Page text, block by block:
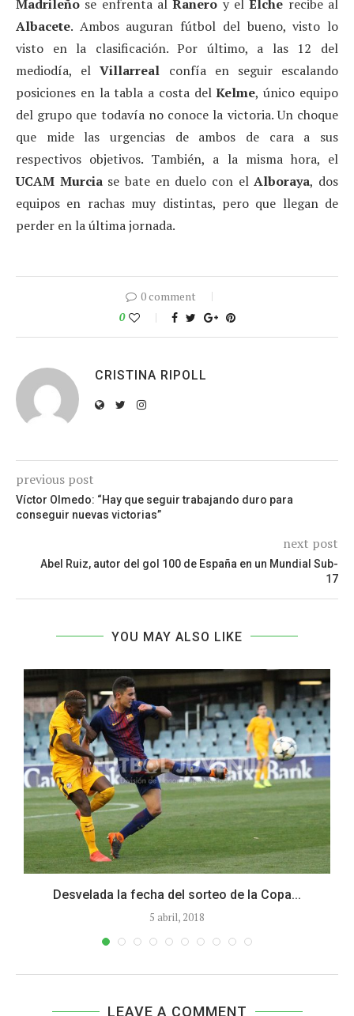
Madrileño se enfrenta alRanero y elElche recibe al
Albacete. Ambos auguran fútbol del bueno, visto lo
visto en la clasificación. Por último, a las 12 del
mediodía, elVillarreal confía en seguir escalando
posiciones en la tabla a costa delKelme, único equipo
del grupo que todavía no conoce la victoria. Un choque
que mide las urgencias de ambos de cara a sus
respectivos objetivos. También, a la misma hora, el
UCAM Murciase bate en duelo con elAlboraya, dos
equipos en rachas muy distintas, pero que llegan de
perder en la última jornada.
0 comment
0
CRISTINA RIPOLL
previous post
Víctor Olmedo: “Hay que seguir trabajando duro para
conseguir nuevas victorias”
next post
Abel Ruiz, autor del gol 100 de España en un Mundial Sub-
17
YOU MAY ALSO LIKE
Desvelada la fecha del sorteo de la Copa...
5 abril, 2018
LEAVE A COMMENT